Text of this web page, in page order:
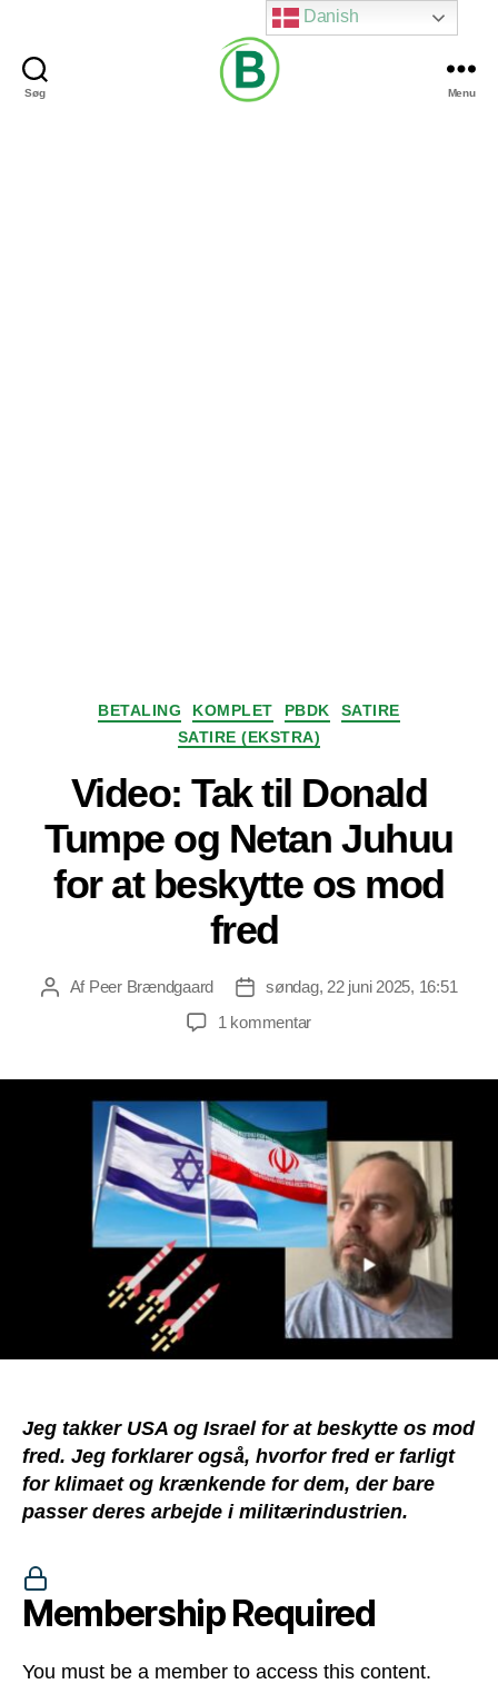
Søg Menu
Kategorier
BETALING KOMPLET PBDK
SATIRE
SATIRE (EKSTRA)
Video: Tak til Donald
Tumpe og Netan Juhuu
for at beskytte os mod
fred
Indlægsforfatter
Af Peer Brændgaard Indlægsdato
søndag, 22 juni 2025, 16:51
1 kommentartil
Tumpe
og
Netan
Juhuu
beskytte
os
mod
fred
Jeg takker USA og Israel for at beskytte os mod
fred. Jeg forklarer også, hvorfor fred er farligt
for klimaet og krænkende for dem, der bare
passer deres arbejde i militærindustrien.
Membership Required
You must be a member to access this content.
Danish